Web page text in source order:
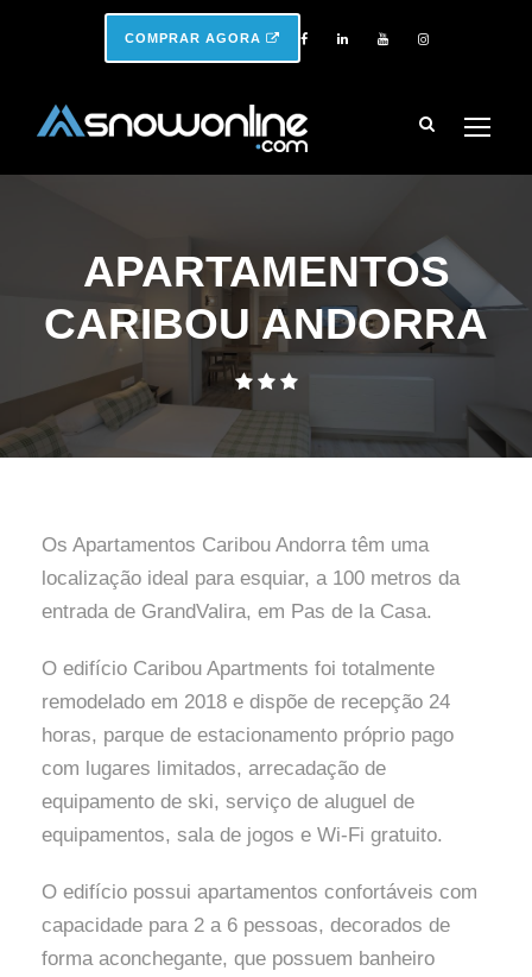
COMPRAR AGORA
APARTAMENTOS
CARIBOU ANDORRA
Os Apartamentos Caribou Andorra têm uma
localização ideal para esquiar, a 100 metros da
entrada de GrandValira, em Pas de la Casa.
O edifício Caribou Apartments foi totalmente
remodelado em 2018 e dispõe de recepção 24
horas, parque de estacionamento próprio pago
com lugares limitados, arrecadação de
equipamento de ski, serviço de aluguel de
equipamentos, sala de jogos e Wi-Fi gratuito.
O edifício possui apartamentos confortáveis ​​com
capacidade para 2 a 6 pessoas, decorados de
forma aconchegante, que possuem banheiro